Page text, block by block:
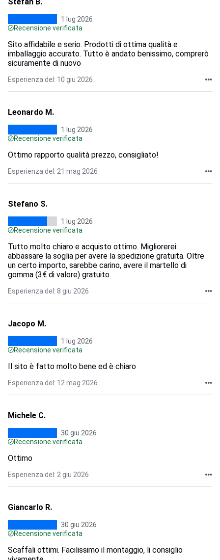
1 lug 2026
Recensione verificata
Sito affidabile e serio. Prodotti di ottima qualità e
imballaggio accurato. Tutto è andato benissimo, comprerò
sicuramente di nuovo
Esperienza del: 10 giu 2026
Leonardo M.
1 lug 2026
Recensione verificata
Ottimo rapporto qualità prezzo, consigliato!
Esperienza del: 21 mag 2026
Stefano S.
1 lug 2026
Recensione verificata
Tutto molto chiaro e acquisto ottimo. Migliorerei:
abbassare la soglia per avere la spedizione gratuita. Oltre
un certo importo, sarebbe carino, avere il martello di
gomma (3€ di valore) gratuito.
Esperienza del: 8 giu 2026
Jacopo M.
1 lug 2026
Recensione verificata
Il sito è fatto molto bene ed è chiaro
Esperienza del: 12 mag 2026
Michele C.
30 giu 2026
Recensione verificata
Ottimo
Esperienza del: 2 giu 2026
Giancarlo R.
30 giu 2026
Recensione verificata
Scaffali ottimi. Facilissimo il montaggio, li consiglio